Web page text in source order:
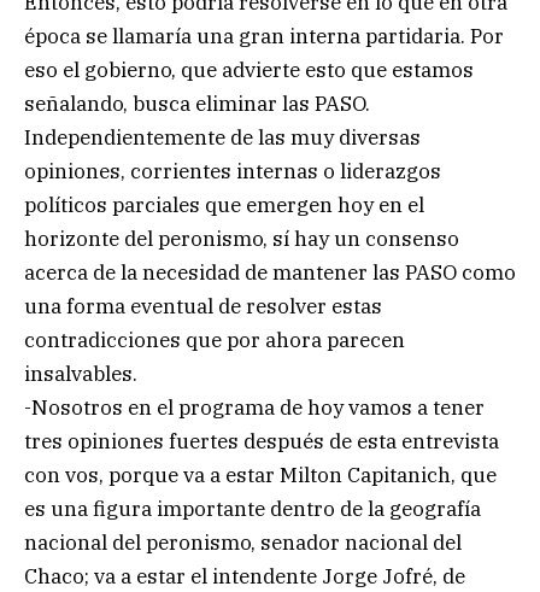
época se llamaría una gran interna partidaria. Por
eso el gobierno, que advierte esto que estamos
señalando, busca eliminar las PASO.
Independientemente de las muy diversas
opiniones, corrientes internas o liderazgos
políticos parciales que emergen hoy en el
horizonte del peronismo, sí hay un consenso
acerca de la necesidad de mantener las PASO como
una forma eventual de resolver estas
contradicciones que por ahora parecen
insalvables.
-Nosotros en el programa de hoy vamos a tener
tres opiniones fuertes después de esta entrevista
con vos, porque va a estar Milton Capitanich, que
es una figura importante dentro de la geografía
nacional del peronismo, senador nacional del
Chaco; va a estar el intendente Jorge Jofré, de